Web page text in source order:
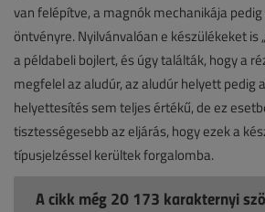
van felépítve, a magnók mechanikája
öntvényre. Nyilvánvalóan e készülékeket is
a példabeli bojlert, és úgy találták, hogy a
megfelel az aludúr, az aludúr helyett pedig
helyettesítés sem teljes értékű, de ez
tisztességesebb az eljárás, hogy ezek a
típusjelzéssel kerültek forgalomba.
A cikk még 20 173 karakternyi